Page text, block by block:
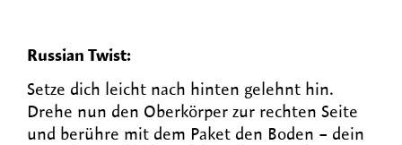
Russian Twist:
Setze dich leicht nach hinten gelehnt hin.
Drehe nun den Oberkörper zur rechten Seite
und berühre mit dem Paket den Boden – dein